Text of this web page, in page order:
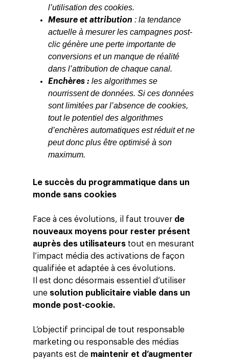
l’utilisation des cookies.
Mesure et attribution : la tendance
actuelle à mesurer les campagnes post-
clic génère une perte importante de
conversions et un manque de réalité
dans l’attribution de chaque canal.
Enchères : les algorithmes se
nourrissent de données. Si ces données
sont limitées par l’absence de cookies,
tout le potentiel des algorithmes
d’enchères automatiques est réduit et ne
peut donc plus être optimisé à son
maximum.
Le succès du programmatique dans un
monde sans cookies
Face à ces évolutions, il faut trouver de
nouveaux moyens pour rester présent
auprès des utilisateurs tout en mesurant
l’impact média des activations de façon
qualifiée et adaptée à ces évolutions.
Il est donc désormais essentiel d’utiliser
une solution publicitaire viable dans un
monde post-cookie.
L’objectif principal de tout responsable
marketing ou responsable des médias
payants est de maintenir et d’augmenter